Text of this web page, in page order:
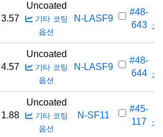
3.57
Uncoated
기타 코팅
옵션
N-LASF9
#48-
643 가
4.57
Uncoated
기타 코팅
옵션
N-LASF9
#48-
644 가
1.88
Uncoated
기타 코팅
옵션
N-SF11
#45-
117 가